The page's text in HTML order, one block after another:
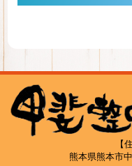
【
熊本県熊本市